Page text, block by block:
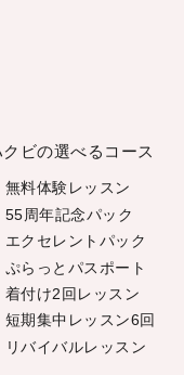
クビの選べるコース
無料体験レッスン
55周年記念パック
エクセレントパック
ぷらっとパスポート
着付け2回レッスン
短期集中レッスン6回
リバイバルレッスン